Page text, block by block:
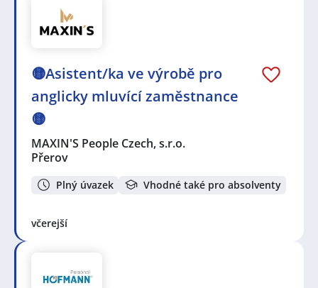
🟡Asistent/ka ve výrobě pro
anglicky mluvící zaměstnance
🟡
MAXIN'S People Czech, s.r.o.
Přerov
Plný úvazek Vhodné také pro absolventy
včerejší